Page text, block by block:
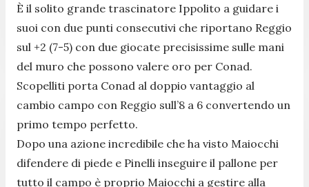
È il solito grande trascinatore Ippolito a guidare i
suoi con due punti consecutivi che riportano Reggio
sul +2 (7-5) con due giocate precisissime sulle mani
del muro che possono valere oro per Conad.
Scopelliti porta Conad al doppio vantaggio al
cambio campo con Reggio sull’8 a 6 convertendo un
primo tempo perfetto.
Dopo una azione incredibile che ha visto Maiocchi
difendere di piede e Pinelli inseguire il pallone per
tutto il campo è proprio Maiocchi a gestire alla